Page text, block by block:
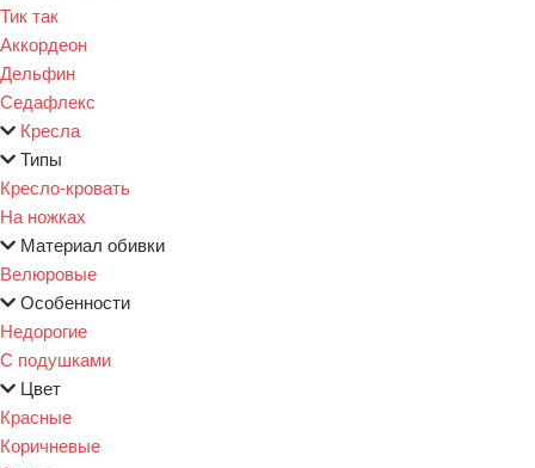
Тик так
Аккордеон
Дельфин
Седафлекс
Кресла
Типы
Кресло-кровать
На ножках
Материал обивки
Велюровые
Особенности
Недорогие
С подушками
Цвет
Красные
Коричневые